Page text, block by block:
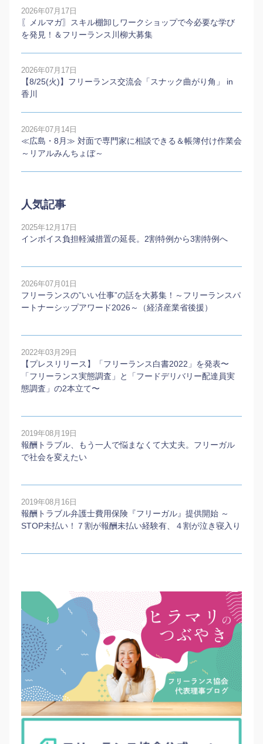
2026年07月17日
〖メルマガ〗スキル棚卸しワークショップで今必要な学び
を発見！＆フリーランス川柳大募集
2026年07月17日
【8/25(火)】フリーランス交流会「スナック曲がり角」 in
香川
2026年07月14日
≪広島・8月≫ 対面で専門家に相談できる＆帳簿付け作業会
～リアルみんちょぼ～
人気記事
2025年12月17日
インボイス負担軽減措置の延長。2割特例から3割特例へ
2026年07月01日
フリーランスの”いい仕事”の話を大募集！～フリーランスパ
ートナーシップアワード2026～（経済産業省後援）
2022年03月29日
【プレスリリース】「フリーランス白書2022」を発表〜
「フリーランス実態調査」と「フードデリバリー配達員実
態調査」の2本⽴て〜
2019年08月19日
報酬トラブル、もう一人で悩まなくて大丈夫。フリーガル
で社会を変えたい
2019年08月16日
報酬トラブル弁護士費用保険『フリーガル』提供開始 ～
STOP未払い！７割が報酬未払い経験有、４割が泣き寝入り